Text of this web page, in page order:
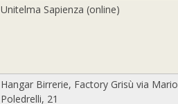
Unitelma Sapienza (online)
Hangar Birrerie, Factory Grisù via Mario
Poledrelli, 21